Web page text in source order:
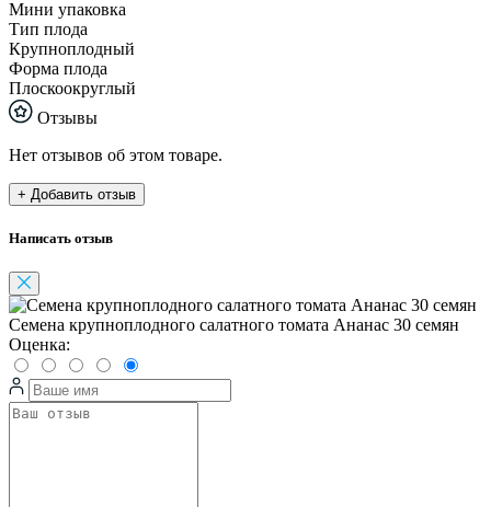
Мини упаковка
Тип плода
Крупноплодный
Форма плода
Плоскоокруглый
Отзывы
Нет отзывов об этом товаре.
+ Добавить отзыв
Написать отзыв
Семена крупноплодного салатного томата Ананас 30 семян
Оценка: